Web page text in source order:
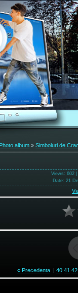
Photo album » Simboluri de
Views: 602 |
Date: 21
« Precedenta | 40 41 42